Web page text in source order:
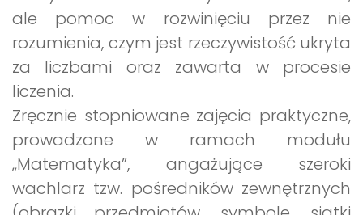
ale pomoc w rozwinięciu przez nie
rozumienia, czym jest rzeczywistość ukryta
za liczbami oraz zawarta w procesie
liczenia.
Zręcznie stopniowane zajęcia praktyczne,
prowadzone w ramach modułu
„Matematyka”, angażujące szeroki
wachlarz tzw. pośredników zewnętrznych